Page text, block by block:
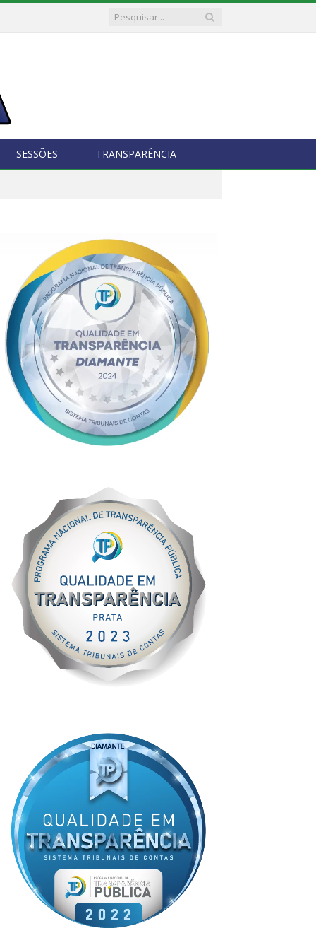
SESSÕES TRANSPARÊNCIA